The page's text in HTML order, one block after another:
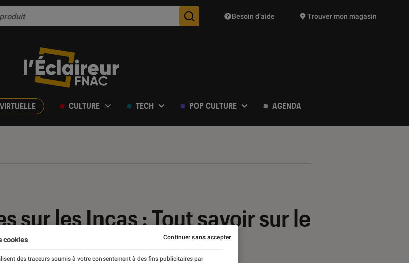
Des suggestions de produits vont vous être proposées
Besoin d’aide Trouver mon magasin
CULTURE TECH POP CULTURE AGENDA
sur les Incas : Tout savoir sur le
cookies
des traceurs soumis à votre consentement à des fins publicitaires par
Continuer sans accepter